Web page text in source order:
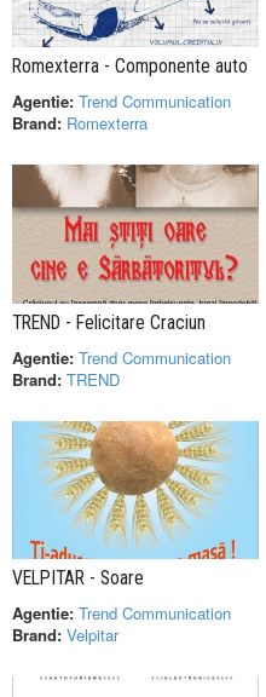
Romexterra - Componente auto
Agentie: Trend Communication
Brand: Romexterra
TREND - Felicitare Craciun
Agentie: Trend Communication
Brand: TREND
VELPITAR - Soare
Agentie: Trend Communication
Brand: Velpitar